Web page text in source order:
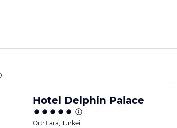
Hotel Delphin Palace
Ort: Lara, Türkei